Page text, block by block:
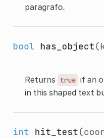
paragrafo.
bool has_object
Returns true if an
in this shaped text
int hit_test